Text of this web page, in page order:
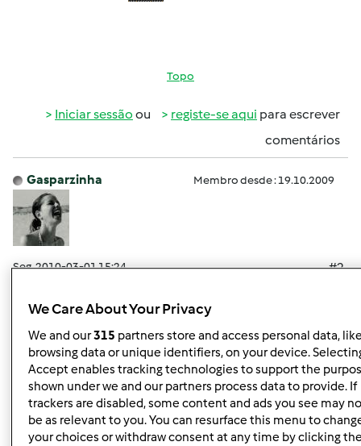
Topo
Iniciar sessão ou registe-se aqui para escrever
comentários
Gasparzinha Membro desde : 19.10.2009
Seg, 2010-03-01 15:24
#2
(sei que há quem tempere a água em vez dos legumes e
acabam por ficam sem tempero).
Em relação ao tempo de cozedura, depende sempre do
tamanho em que cortamos os legumes.
We Care About Your Privacy
We and our315 partners store and access personal data,
browsing data or unique identifiers, on your device.
Accept enables tracking technologies to support the
shown under we and our partners process data to provide. If
trackers are disabled, some content and ads you see may
be as relevant to you. You can resurface this menu to
your choices or withdraw consent at any time by clicking